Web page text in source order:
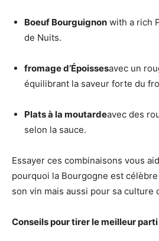
Boeuf Bourguignon with a rich
de Nuits.
fromage d’Époissesavec un
équilibrant la saveur forte du
Plats à la moutardeavec des
selon la sauce.
Essayer ces combinaisons vous
pourquoi la Bourgogne est
son vin mais aussi pour sa culture
Conseils pour tirer le meilleur